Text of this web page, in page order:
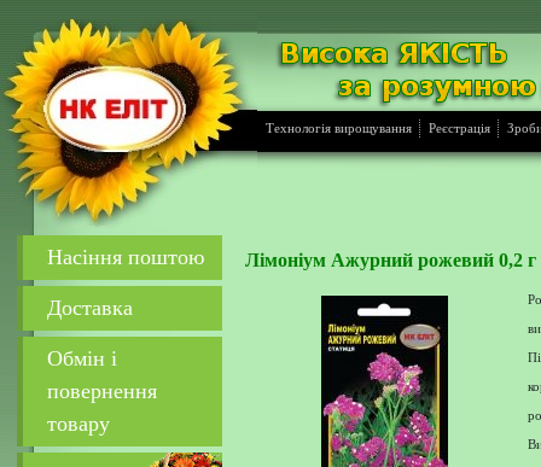
Технологія вирощування Реєстрація
Насіння поштою
Доставка
Обмін і
повернення
товару
Лімоніум Ажурний рожевий 0,2 г